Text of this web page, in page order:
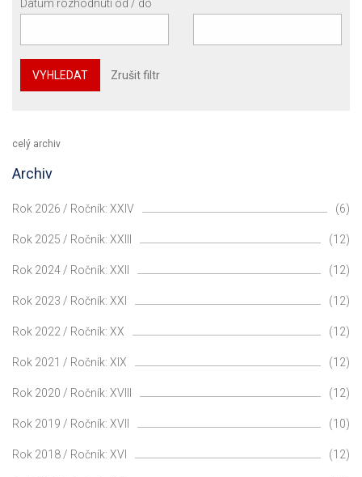
Datum rozhodnutí od / do
VYHLEDAT Zrušit filtr
celý archiv
Archiv
Rok 2026 / Ročník: XXIV (6)
Rok 2025 / Ročník: XXIII (12)
Rok 2024 / Ročník: XXII (12)
Rok 2023 / Ročník: XXI (12)
Rok 2022 / Ročník: XX (12)
Rok 2021 / Ročník: XIX (12)
Rok 2020 / Ročník: XVIII (12)
Rok 2019 / Ročník: XVII (10)
Rok 2018 / Ročník: XVI (12)